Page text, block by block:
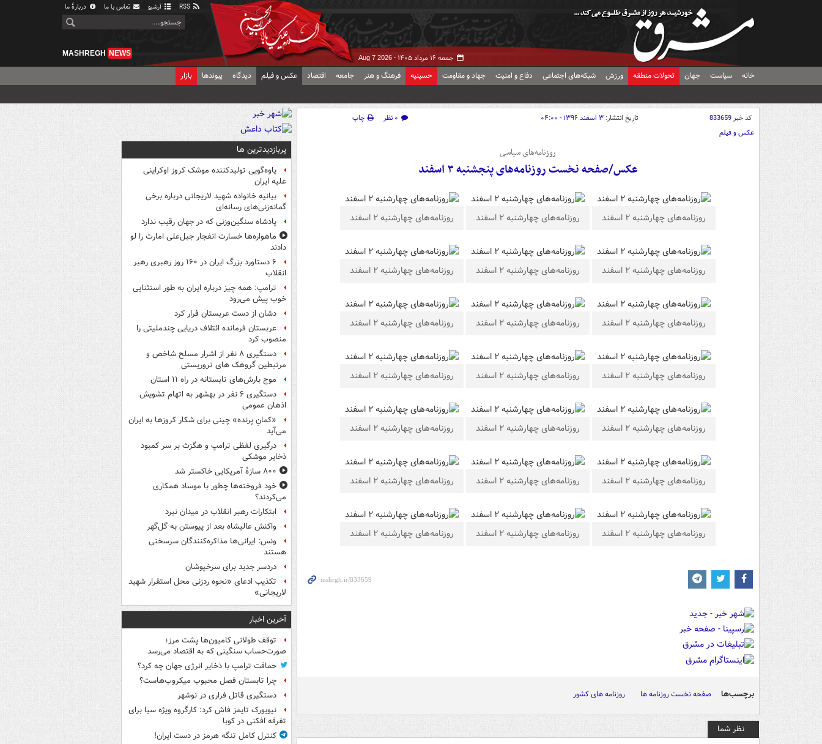
آرشیو تماس با ما دربارهٔ ما
جمعه ۱۶ مرداد ۱۴۰۵ - Aug 7 2026
MASHREGH NEWS
خانه سیاست جهان تحولات منطقه ورزش شبکه‌های اجتماعی دفاع و امنیت جهاد و مقاومت حسینیه فرهنگ و هنر جامعه اقتصاد عکس و فیلم دیدگاه پیوندها بازار
کد خبر833659 تاریخ انتشار: ۳ اسفند ۱۳۹۶ - ۰۴:۰۰ ۰ نظر
چاپ
عکس و فیلم
روزنامه‌های سیاسی
عکس/صفحه نخست روزنامه‌های پنجشنبه ۳ اسفند
روزنامه‌های چهارشنبه ۲ اسفند روزنامه‌های چهارشنبه ۲ اسفند روزنامه‌های چهارشنبه ۲ اسفند
روزنامه‌های چهارشنبه ۲ اسفند روزنامه‌های چهارشنبه ۲ اسفند روزنامه‌های چهارشنبه ۲ اسفند
روزنامه‌های چهارشنبه ۲ اسفند روزنامه‌های چهارشنبه ۲ اسفند روزنامه‌های چهارشنبه ۲ اسفند
روزنامه‌های چهارشنبه ۲ اسفند روزنامه‌های چهارشنبه ۲ اسفند روزنامه‌های چهارشنبه ۲ اسفند
روزنامه‌های چهارشنبه ۲ اسفند روزنامه‌های چهارشنبه ۲ اسفند روزنامه‌های چهارشنبه ۲ اسفند
روزنامه‌های چهارشنبه ۲ اسفند روزنامه‌های چهارشنبه ۲ اسفند روزنامه‌های چهارشنبه ۲ اسفند
روزنامه‌های چهارشنبه ۲ اسفند روزنامه‌های چهارشنبه ۲ اسفند روزنامه‌های چهارشنبه ۲ اسفند
برچسب‌ها صفحه نخست روزنامه ها روزنامه های کشور
نظر شما
پربازدیدترین ها
یاوه‌گویی تولیدکننده موشک کروز اوکراینی
علیه ایران
بیانیه خانواده شهید لاریجانی درباره برخی
گمانه‌زنی‌های رسانه‌ای
پادشاه سنگین‌وزنی که در جهان رقیب ندارد
ماهواره‌ها خسارت انفجار جبل‌علی امارت را لو
دادند
۶ دستاورد بزرگ ایران در ۱۶۰ روز رهبری رهبر
انقلاب
ترامپ: همه چیز درباره ایران به طور استثنایی
خوب پیش می‌رود
دشان از دست عربستان فرار کرد
عربستان فرمانده ائتلاف دریایی چندملیتی را
منصوب کرد
دستگیری ۸ نفر از اشرار مسلح شاخص و
مرتبطین گروهک های تروریستی
موج بارش‌های تابستانه در راه ۱۱ استان
دستگیری ۶ نفر در بهشهر به اتهام تشویش
اذهان عمومی
«کمانِ پرنده» چینی برای شکار کروزها به ایران
می‌آید
درگیری لفظی ترامپ و هگزث بر سر کمبود
ذخایر موشکی
۸۰۰ سازۀ آمریکایی خاکستر شد
خود فروخته‌ها چطور با موساد همکاری
می‌کردند؟
ابتکارات رهبر انقلاب در میدان نبرد
واکنش عالیشاه بعد از پیوستن به گل‌گهر
ونس: ایرانی‌ها مذاکره‌کنندگان سرسختی
هستند
دردسر جدید برای سرخپوشان
تکذیب ادعای «نحوه ردزنی محل استقرار شهید
لاریجانی»
آخرین اخبار
توقف طولانی کامیون‌ها پشت مرز؛
صورت‌حساب سنگینی که به اقتصاد می‌رسد
حماقت ترامپ با ذخایر انرژی جهان چه کرد؟
چرا تابستان فصل محبوب میکروب‌هاست؟
دستگیری قاتل فراری در نوشهر
نیویورک تایمز فاش کرد: کارگروه ویژه سیا برای
تفرقه افکنی در کوبا
کنترل کامل تنگه هرمز در دست ایران!